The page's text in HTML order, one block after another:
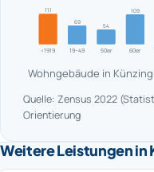
<1919
111
19–49
69
50er
54
60er
109
Wohngebäude in
Quelle: Zensus 2022
Orientierung
Weitere Leistungen in